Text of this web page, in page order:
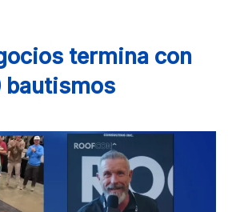
termina con
bautismos